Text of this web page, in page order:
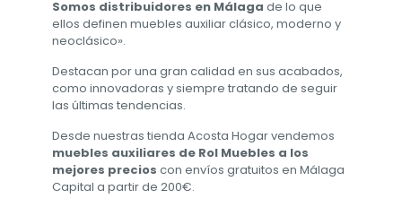
Somos distribuidores en Málaga de lo que
ellos definen muebles auxiliar clásico, moderno y
neoclásico».
Destacan por una gran calidad en sus acabados,
como innovadoras y siempre tratando de seguir
las últimas tendencias.
Desde nuestras tienda Acosta Hogar vendemos
muebles auxiliares de Rol Muebles a los
mejores precios con envíos gratuitos en Málaga
Capital a partir de 200€.